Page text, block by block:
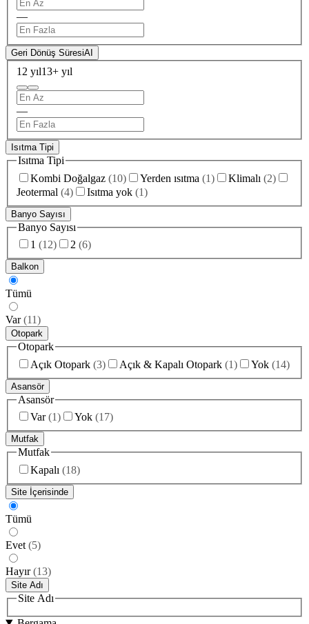
—
Geri Dönüş SüresiAI
12 yıl13+ yıl
—
Isıtma Tipi
Isıtma Tipi
Kombi Doğalgaz (10) Yerden ısıtma (1) Klimalı (2)
Jeotermal (4) Isıtma yok (1)
Banyo Sayısı
Banyo Sayısı
1 (12) 2 (6)
Balkon
Tümü
Var (11)
Otopark
Otopark
Açık Otopark (3) Açık & Kapalı Otopark (1) Yok (14)
Asansör
Asansör
Var (1) Yok (17)
Mutfak
Mutfak
Kapalı (18)
Site İçerisinde
Tümü
Evet (5)
Hayır (13)
Site Adı
Site Adı